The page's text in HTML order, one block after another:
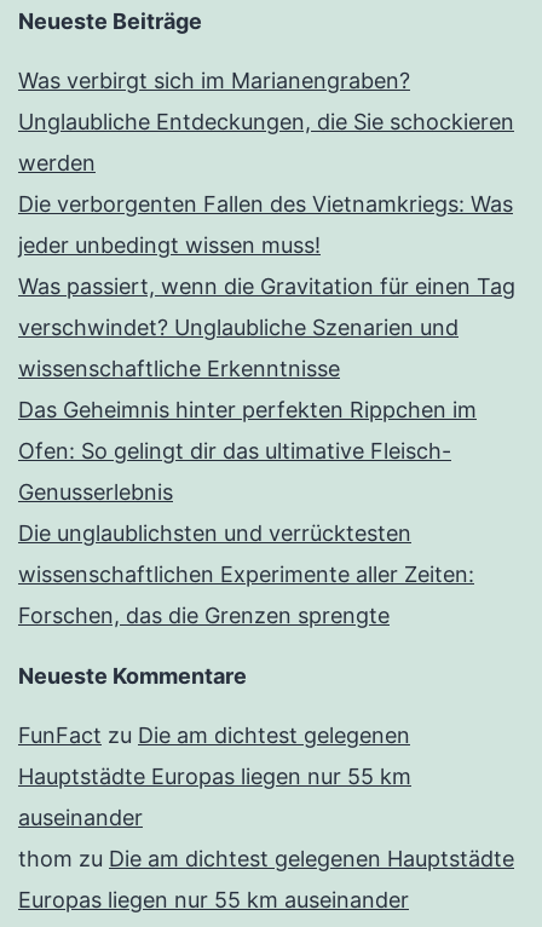
Neueste Beiträge
Was verbirgt sich im Marianengraben?
Unglaubliche Entdeckungen, die Sie schockieren
werden
Die verborgenten Fallen des Vietnamkriegs: Was
jeder unbedingt wissen muss!
Was passiert, wenn die Gravitation für einen Tag
verschwindet? Unglaubliche Szenarien und
wissenschaftliche Erkenntnisse
Das Geheimnis hinter perfekten Rippchen im
Ofen: So gelingt dir das ultimative Fleisch-
Genusserlebnis
Die unglaublichsten und verrücktesten
wissenschaftlichen Experimente aller Zeiten:
Forschen, das die Grenzen sprengte
Neueste Kommentare
FunFact zu Die am dichtest gelegenen
Hauptstädte Europas liegen nur 55 km
auseinander
thom zu Die am dichtest gelegenen Hauptstädte
Europas liegen nur 55 km auseinander